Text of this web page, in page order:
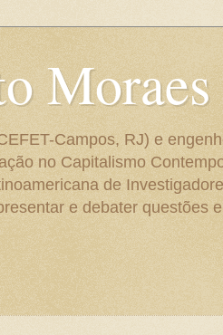
Moraes
Campos, RJ) e
no Capitalismo
de
e debater questões